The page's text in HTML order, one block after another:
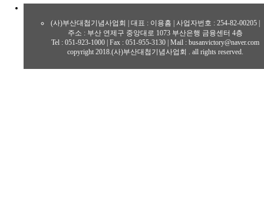
(사)부산대첩기념사업회 | 대표 : 이용흠 | 사업자번호 : 254-82-00205 |
주소 : 부산 연제구 중앙대로 1073 부산은행 금융센터 4층
Tel : 051-923-1000 | Fax : 051-955-3130 | Mail : busanvictory@naver.com
copyright 2018.(사)부산대첩기념사업회 . all rights reserved.